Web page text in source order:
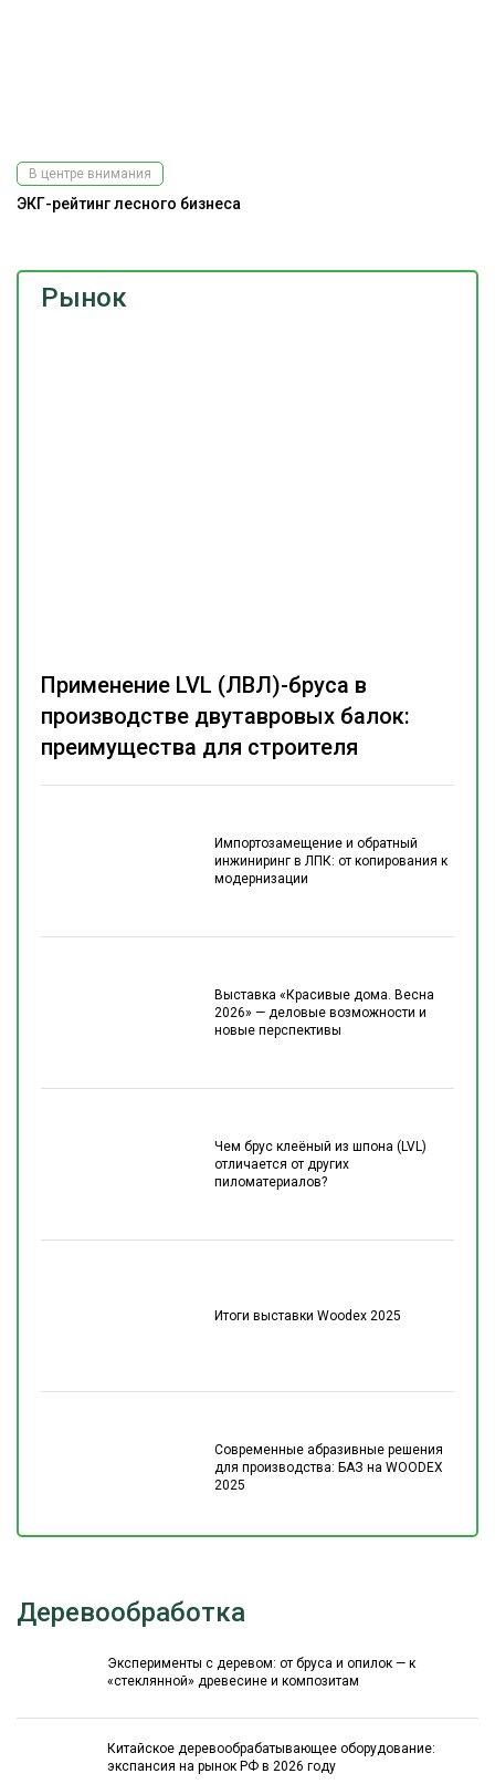
Рынок
Импортозамещение и обратный
инжиниринг в ЛПК: от копирования к
модернизации
Выставка «Красивые дома. Весна
2026» — деловые возможности и
новые перспективы
Чем брус клеёный из шпона (LVL)
отличается от других
пиломатериалов?
Итоги выставки Woodex 2025
Современные абразивные решения
для производства: БАЗ на WOODEX
2025
Применение LVL (ЛВЛ)-бруса в
производстве двутавровых балок:
преимущества для строителя
В центре внимания
ЭКГ-рейтинг лесного бизнеса
Деревообработка
Эксперименты с деревом: от бруса и опилок — к
«стеклянной» древесине и композитам
Китайское деревообрабатывающее оборудование:
экспансия на рынок РФ в 2026 году